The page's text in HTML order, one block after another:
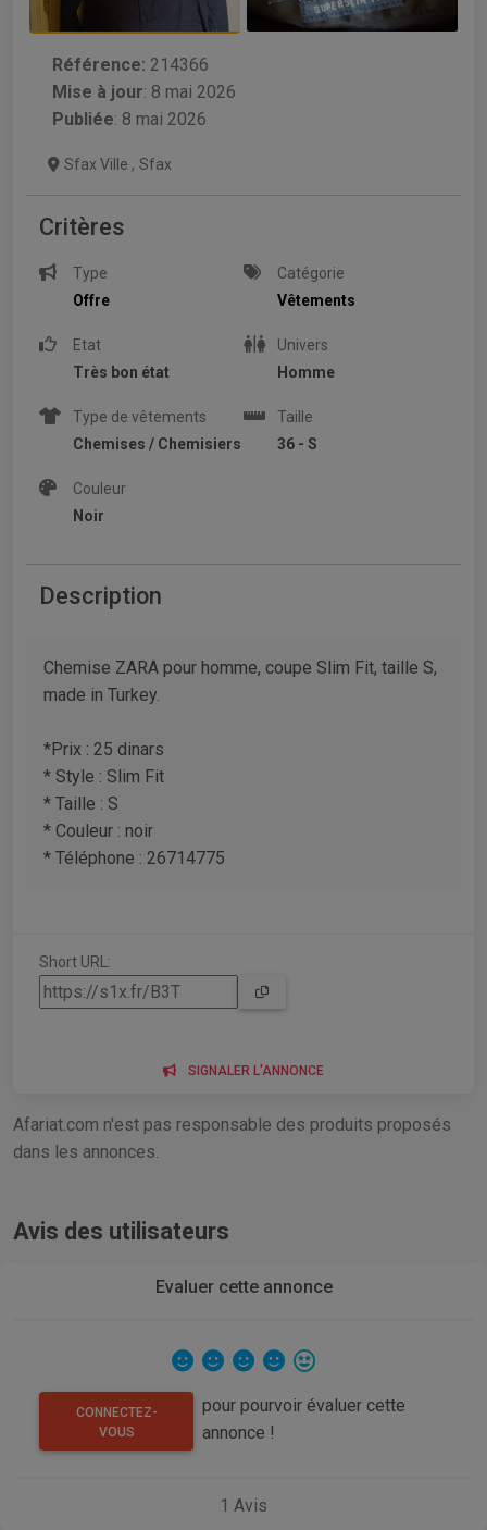
Référence: 214366
Mise à jour: 8 mai 2026
Publiée: 8 mai 2026
Sfax Ville , Sfax
Critères
Type
Offre
Catégorie
Vêtements
Etat
Très bon état
Univers
Homme
Type de vêtements
Chemises / Chemisiers
Taille
36 - S
Couleur
Noir
Description
Chemise ZARA pour homme, coupe Slim Fit, taille S,
made in Turkey.
*Prix : 25 dinars
* Style : Slim Fit
* Taille : S
* Couleur : noir
* Téléphone : 26714775
Short URL:
SIGNALER L'ANNONCE
Afariat.com n'est pas responsable des produits proposés
dans les annonces.
Avis des utilisateurs
Evaluer cette annonce
CONNECTEZ-
VOUS
pour pourvoir évaluer cette
annonce !
1 Avis